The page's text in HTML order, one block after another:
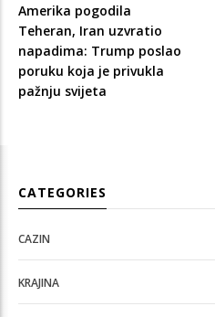
Amerika pogodila
Teheran, Iran uzvratio
napadima: Trump poslao
poruku koja je privukla
pažnju svijeta
CATEGORIES
CAZIN
KRAJINA